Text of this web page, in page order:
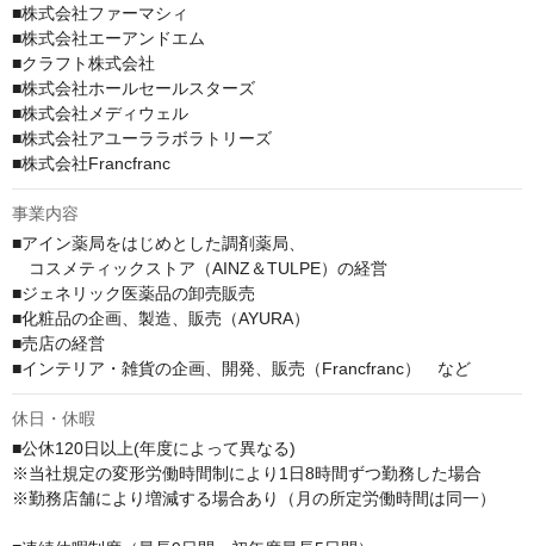
■株式会社ファーマシィ
■株式会社エーアンドエム
■クラフト株式会社
■株式会社ホールセールスターズ
■株式会社メディウェル
■株式会社アユーララボラトリーズ
■株式会社Francfranc
事業内容
■アイン薬局をはじめとした調剤薬局、
コスメティックストア（AINZ＆TULPE）の経営
■ジェネリック医薬品の卸売販売
■化粧品の企画、製造、販売（AYURA）
■売店の経営
■インテリア・雑貨の企画、開発、販売（Francfranc）　など
休日・休暇
■公休120日以上(年度によって異なる)
※当社規定の変形労働時間制により1日8時間ずつ勤務した場合
※勤務店舗により増減する場合あり（月の所定労働時間は同一）